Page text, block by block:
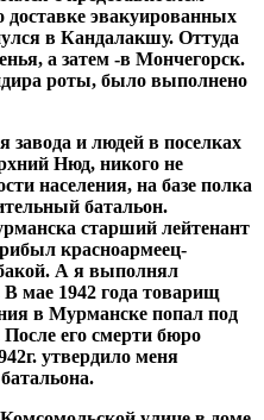
эвакуированных
в Кандалакшу. Оттуда
а затем -в Мончегорск.
роты, было выполнено
завода и людей в поселках
Нюд, никого не
населения, на базе полка
батальон.
старший лейтенант
красноармеец-
А я выполнял
мае 1942 года товарищ
в Мурманске попал под
его смерти бюро
утвердило меня